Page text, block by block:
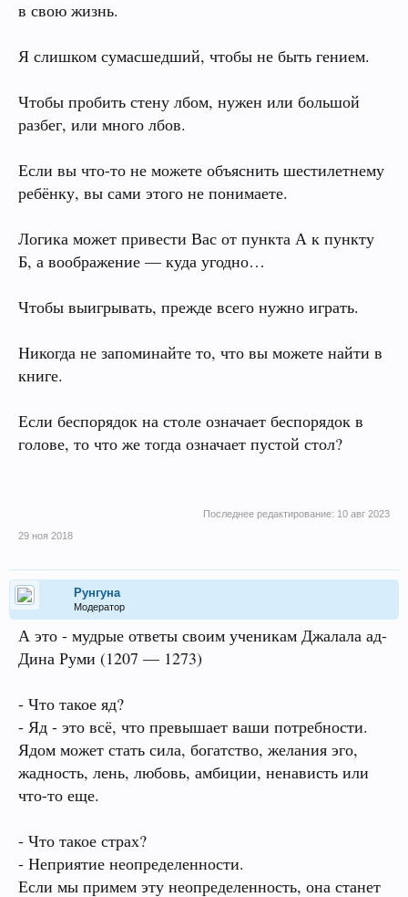
в свою жизнь.
Я слишком сумасшедший, чтобы не быть гением.
Чтобы пробить стену лбом, нужен или большой
разбег, или много лбов.
Если вы что-то не можете объяснить шестилетнему
ребёнку, вы сами этого не понимаете.
Логика может привести Вас от пункта А к пункту
Б, а воображение — куда угодно…
Чтобы выигрывать, прежде всего нужно играть.
Никогда не запоминайте то, что вы можете найти в
книге.
Если беспорядок на столе означает беспорядок в
голове, то что же тогда означает пустой стол?
Последнее редактирование: 10 авг 2023
29 ноя 2018
Рунгуна
Модератор
А это - мудрые ответы своим ученикам Джалала ад-
Дина Руми (1207 — 1273)
- Что такое яд?
- Яд - это всё, что превышает ваши потребности.
Ядом может стать сила, богатство, желания эго,
жадность, лень, любовь, амбиции, ненависть или
что-то еще.
- Что такое страх?
- Неприятие неопределенности.
Если мы примем эту неопределенность, она станет